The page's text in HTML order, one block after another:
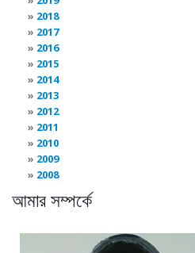
2018
2017
2016
2015
2014
2013
2012
2011
2010
2009
2008
আমার সম্পর্কে